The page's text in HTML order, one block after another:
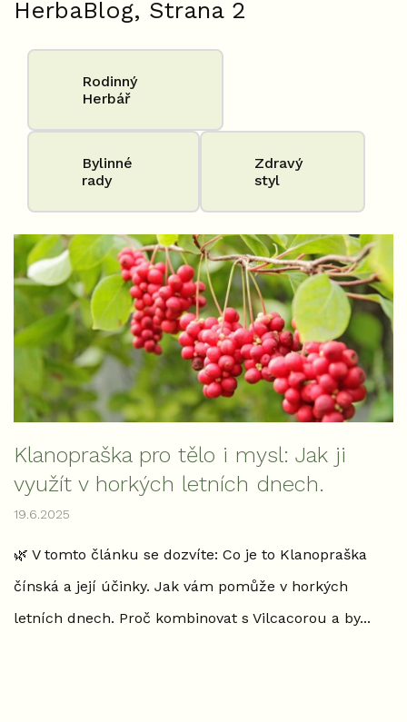
HerbaBlog, Strana 2
Rodinný
Herbář
Bylinné
rady
Zdravý
styl
V
p
s
č
á
k
ůKlanopraška pro tělo i mysl: Jak ji
využít v horkých letních dnech.
19.6.2025
🌿 V tomto článku se dozvíte: Co je to Klanopraška
čínská a její účinky. Jak vám pomůže v horkých
letních dnech. Proč kombinovat s Vilcacorou a by...